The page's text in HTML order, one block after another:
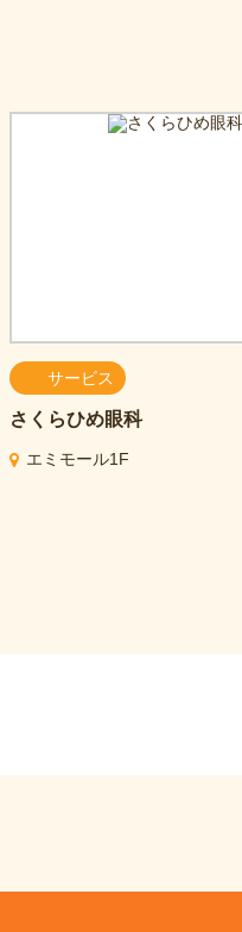
サービス
さくらひめ眼科
エミモール1F